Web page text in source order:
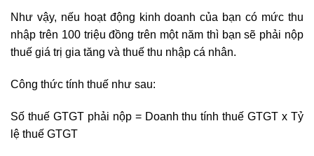
Như vậy, nếu hoạt động kinh doanh của bạn có mức thu
nhập trên 100 triệu đồng trên một năm thì bạn sẽ phải nộp
thuế giá trị gia tăng và thuế thu nhập cá nhân.
Công thức tính thuế như sau:
Số thuế GTGT phải nộp = Doanh thu tính thuế GTGT x Tỷ
lệ thuế GTGT